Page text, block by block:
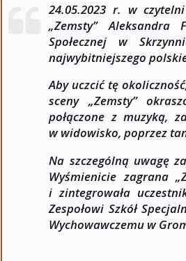
24.05.2023 r. w
„Zemsty” Aleksandra
Społecznej w
najwybitniejszego
Aby uczcić tę
sceny „Zemsty”
połączone z muzyką,
w widowisko, poprzez
Na szczególną uwagę
Wyśmienicie zagrana
i zintegrowała
Zespołowi Szkół
Wychowawczemu w